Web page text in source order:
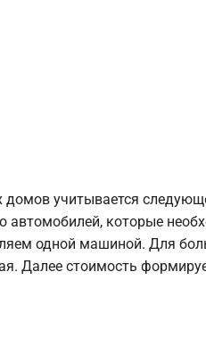
учитывается
автомобилей, которые
одной машиной. Для
Далее стоимость